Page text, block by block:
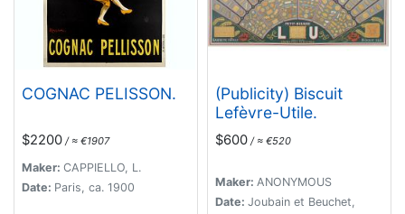
COGNAC PELISSON.
$2200 / ≈ €1907
Maker: CAPPIELLO, L.
Date: Paris, ca. 1900
(Publicity) Biscuit
Lefèvre-Utile.
$600 / ≈ €520
Maker: ANONYMOUS
Date: Joubain et Beuchet,